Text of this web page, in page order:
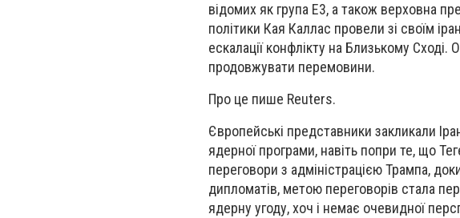
відомих як група E3, а також верховна
політики Кая Каллас провели зі своїм
ескалації конфлікту на Близькому
продовжувати перемовини.
Про це пише Reuters.
Європейські представники закликали
ядерної програми, навіть попри те, що
переговори з адміністрацією Трампа,
дипломатів, метою переговорів стала
ядерну угоду, хоч і немає очевидної